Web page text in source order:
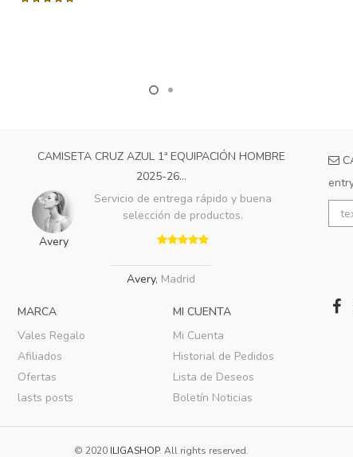
CAMISETA CRUZ AZUL 1ª EQUIPACIÓN HOMBRE
2025-26...
Avery
Servicio de entrega rápido y buena
selección de productos.
Avery, Madrid
MARCA
Vales Regalo
Afiliados
Ofertas
lasts posts
MI CUENTA
Mi Cuenta
Historial de Pedidos
Lista de Deseos
Boletín Noticias
© 2020 ILIGASHOP. All rights reserved.